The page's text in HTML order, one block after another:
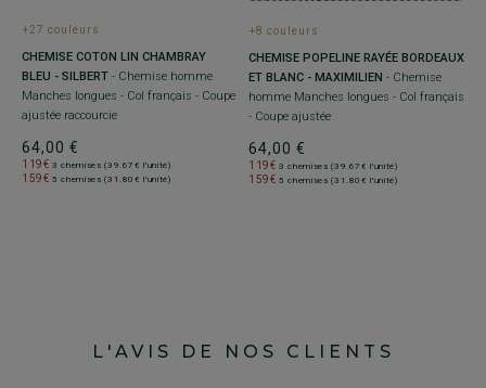
+27 couleurs
CHEMISE COTON LIN CHAMBRAY
BLEU - SILBERT - Chemise homme
Manches longues - Col français - Coupe
ajustée raccourcie
64,00 €
119€ 3 chemises (39.67€ l'unité)
159€ 5 chemises (31.80€ l'unité)
+8 couleurs
CHEMISE POPELINE RAYÉE BORDEAUX
ET BLANC - MAXIMILIEN - Chemise
homme Manches longues - Col français
- Coupe ajustée
64,00 €
119€ 3 chemises (39.67€ l'unité)
159€ 5 chemises (31.80€ l'unité)
L'AVIS DE NOS CLIENTS